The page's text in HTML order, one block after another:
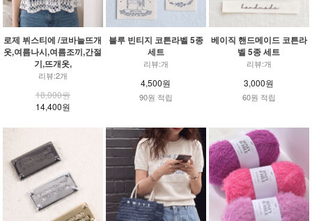
로제 뷔스티에 /코바늘뜨개
옷,여름나시,여름조끼,간절
기,뜨개옷,
리뷰:2개
18,000원
14,400원
블루 빈티지 코튼라벨 5종
세트
리뷰:개
4,500원
90원 적립
베이직 핸드메이드 코튼라
벨 5종 세트
리뷰:개
3,000원
60원 적립